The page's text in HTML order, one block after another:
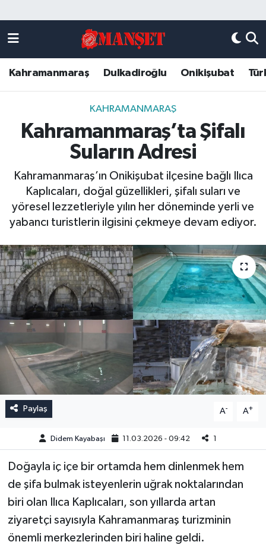
Kahramanmaraş Dulkadiroğlu Onikişubat
KAHRAMANMARAŞ
Kahramanmaraş’ta Şifalı
Suların Adresi
Kahramanmaraş’ın Onikişubat ilçesine bağlı Ilıca
Kaplıcaları, doğal güzellikleri, şifalı suları ve
yöresel lezzetleriyle yılın her döneminde yerli ve
yabancı turistlerin ilgisini çekmeye devam ediyor.
Paylaş A- A+
Didem Kayabaşı 11.03.2026 - 09:42 1
Doğayla iç içe bir ortamda hem dinlenmek hem
de şifa bulmak isteyenlerin uğrak noktalarından
biri olan Ilıca Kaplıcaları, son yıllarda artan
ziyaretçi sayısıyla Kahramanmaraş turizminin
önemli merkezlerinden biri haline geldi.
DULKADİROĞLU
KAHRAMANMARAŞ
ONİKİŞUBAT
Künye
Kahramanmaraş Nöbetçi Eczaneler
Kahramanmaraş Hava Durumu
Kahramanmaraş Trafik Yoğunluk Haritası
Süper Lig Puan Durumu ve Fikstür
Son Dakika Haberleri
Haber Arşivi